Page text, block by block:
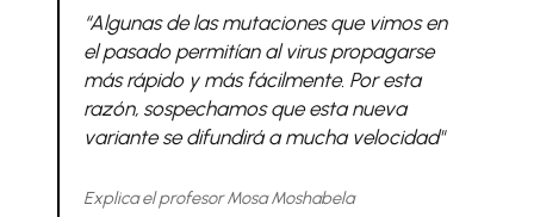
“Algunas de las mutaciones que vimos en
el pasado permitían al virus propagarse
más rápido y más fácilmente. Por esta
razón, sospechamos que esta nueva
variante se difundirá a mucha velocidad"
Explica el profesor Mosa Moshabela